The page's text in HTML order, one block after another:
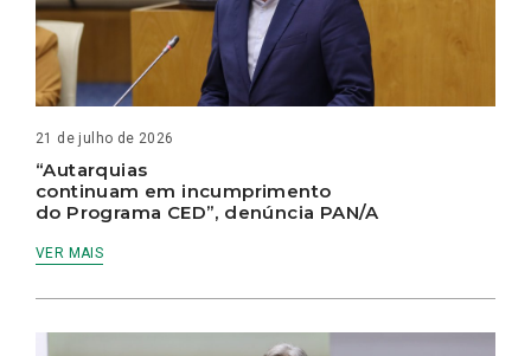
21 de julho de 2026
“Autarquias
continuam em incumprimento
do Programa CED”, denúncia PAN/A
VER MAIS